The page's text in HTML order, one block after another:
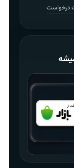
درخواست